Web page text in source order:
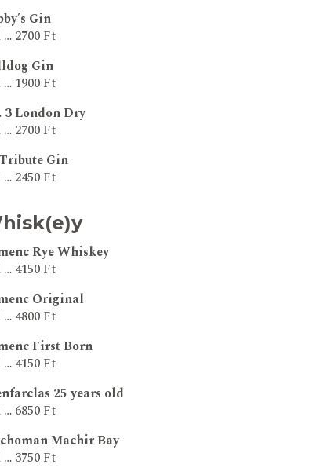
Gin
… 2700 Ft
Gin
… 1900 Ft
3 London Dry
… 2700 Ft
Gin
… 2450 Ft
Rye Whiskey
… 4150 Ft
Original
… 4800 Ft
First Born
… 4150 Ft
25 years old
… 6850 Ft
Machir Bay
… 3750 Ft